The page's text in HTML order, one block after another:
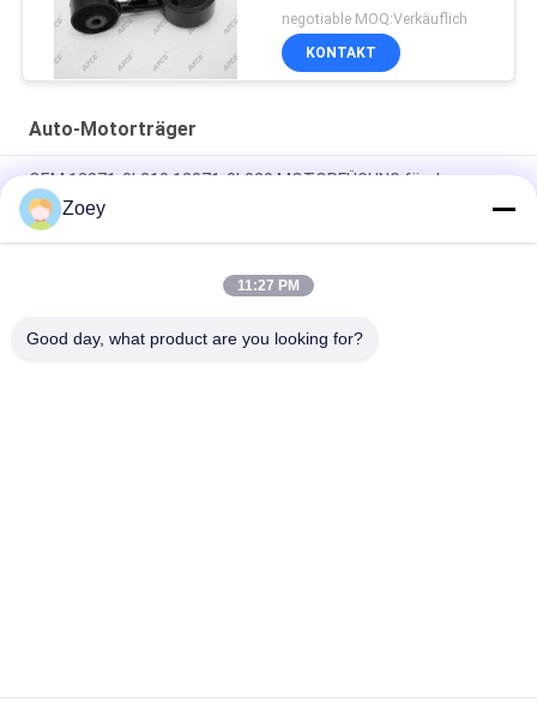
negotiable MOQ:Verkäuflich
KONTAKT
Auto-Motorträger
OEM 12371-0L210 12371-0L020 MOTORFÜGUNG für den
Toyota HILUXVIII Pickup
OEM 12361-31210 1236131210 MOTORFESTUNG für TOYOTA
Zoey
11:27 PM
Good day, what product are you looking for?